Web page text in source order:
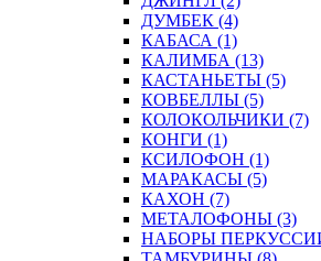
ДУМБЕК (4)
КАБАСА (1)
КАЛИМБА (13)
КАСТАНЬЕТЫ (5)
КОВБЕЛЛЫ (5)
КОЛОКОЛЬЧИКИ (7)
КОНГИ (1)
КСИЛОФОН (1)
МАРАКАСЫ (5)
КАХОН (7)
МЕТАЛОФОНЫ (3)
НАБОРЫ